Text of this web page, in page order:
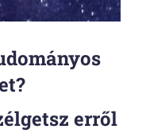
erről